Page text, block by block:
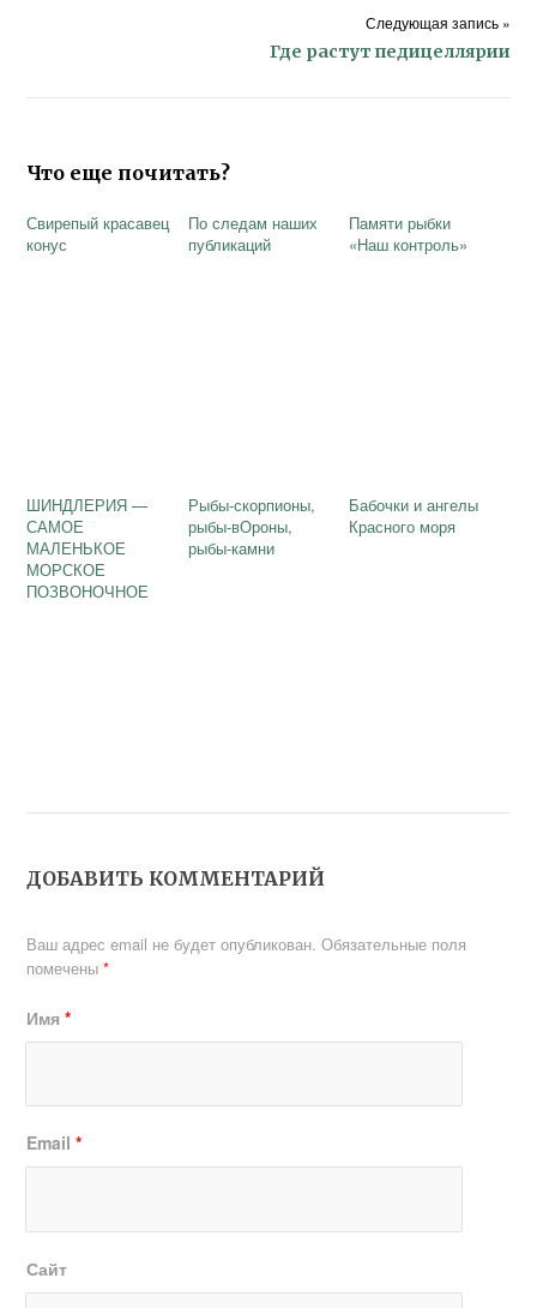
Следующая запись »
Где растут педицеллярии
Что еще почитать?
Свирепый красавец
конус
По следам наших
публикаций
Памяти рыбки
«Наш контроль»
ШИНДЛЕРИЯ —
САМОЕ
МАЛЕНЬКОЕ
МОРСКОЕ
ПОЗВОНОЧНОЕ
Рыбы-скорпионы,
рыбы-вОроны,
рыбы-камни
Бабочки и ангелы
Красного моря
ДОБАВИТЬ КОММЕНТАРИЙ
Ваш адрес email не будет опубликован. Обязательные поля
помечены*
Имя*
Email*
Сайт